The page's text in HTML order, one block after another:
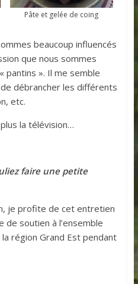
Pâte et gelée de coing
beaucoup influencés
que nous sommes
pantins ». Il me semble
débrancher les différents
etc.
la télévision…
faire une petite
je profite de cet entretien
soutien à l’ensemble
région Grand Est pendant